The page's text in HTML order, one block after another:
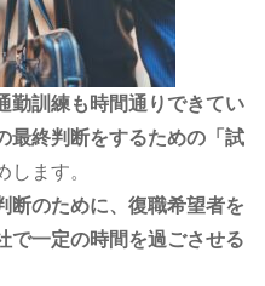
勤訓練も時間通りできてい
最終判断をするための「試
します。
断のために、復職希望者を
で一定の時間を過ごさせる